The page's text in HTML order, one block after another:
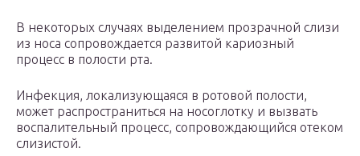
В некоторых случаях выделением прозрачной слизи
из носа сопровождается развитой кариозный
процесс в полости рта.
Инфекция, локализующаяся в ротовой полости,
может распространиться на носоглотку и вызвать
воспалительный процесс, сопровождающийся отеком
слизистой.